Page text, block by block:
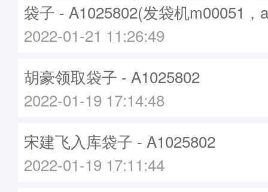
袋子 - A1025802(发袋机m00051，
2022-01-21 11:26:49
胡豪领取袋子 - A1025802
2022-01-19 17:14:48
宋建飞入库袋子 - A1025802
2022-01-19 17:11:44